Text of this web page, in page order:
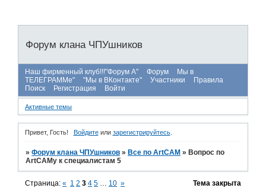
Форум клана ЧПУшников
Наш фирменный клуб!!!"Форум А" Форум
Мы в
ТЕЛЕГРАММе"
"Мы в ВКонтакте" Участники
Правила
Поиск
Регистрация Войти
Активные темы
Привет, Гость! Войдитеили зарегистрируйтесь.
»Форум клана ЧПУшников » Все по ArtCAM » Вопрос по
ArtCAMу к специалистам 5
Страница:« 1 2 3 4 5 10 » Тема закрыта